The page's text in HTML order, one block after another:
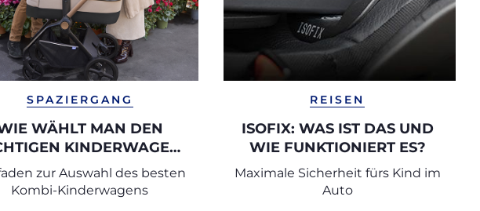
SPAZIERGANG
WÄHLT MAN DEN
KINDERWAGEN
AUS?
zur Auswahl des besten
Kombi-Kinderwagens
REISEN
ISOFIX: WAS IST DAS UND
WIE FUNKTIONIERT ES?
Maximale Sicherheit fürs Kind im
Auto